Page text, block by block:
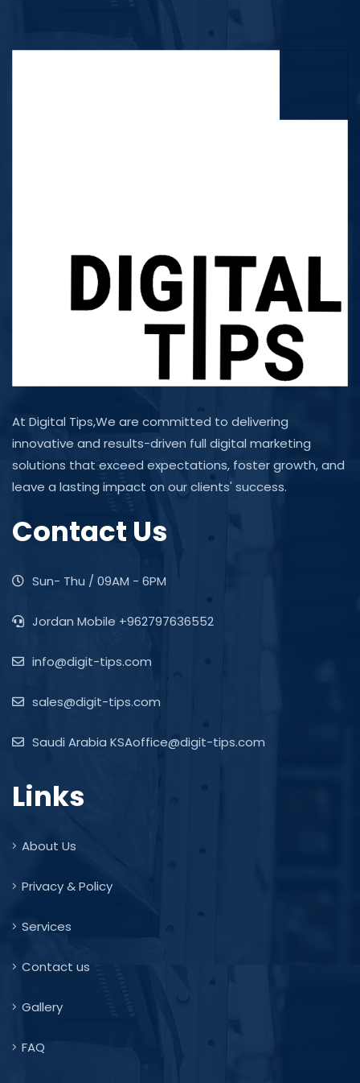
At Digital Tips,We are committed to delivering
innovative and results-driven full digital marketing
solutions that exceed expectations, foster growth, and
leave a lasting impact on our clients' success.
Contact Us
Sun- Thu / 09AM - 6PM
Jordan Mobile +962797636552
info@digit-tips.com
sales@digit-tips.com
Saudi Arabia KSAoffice@digit-tips.com
Links
About Us
Privacy & Policy
Services
Contact us
Gallery
FAQ